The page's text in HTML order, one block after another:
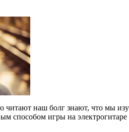
читают наш болг знают, что мы
способом игры на